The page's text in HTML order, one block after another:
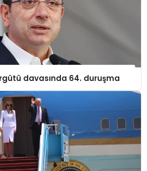
davasında 64. duruşma